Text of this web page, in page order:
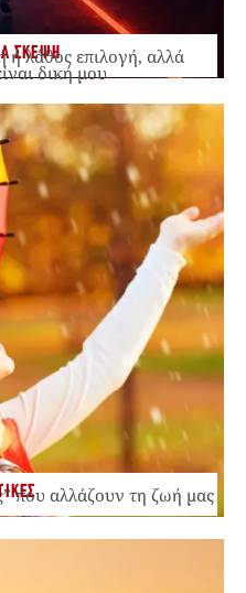
ΣΚΕΨΗ
ή λάθος επιλογή, αλλά
δική μου
που αλλάζουν τη ζωή μας